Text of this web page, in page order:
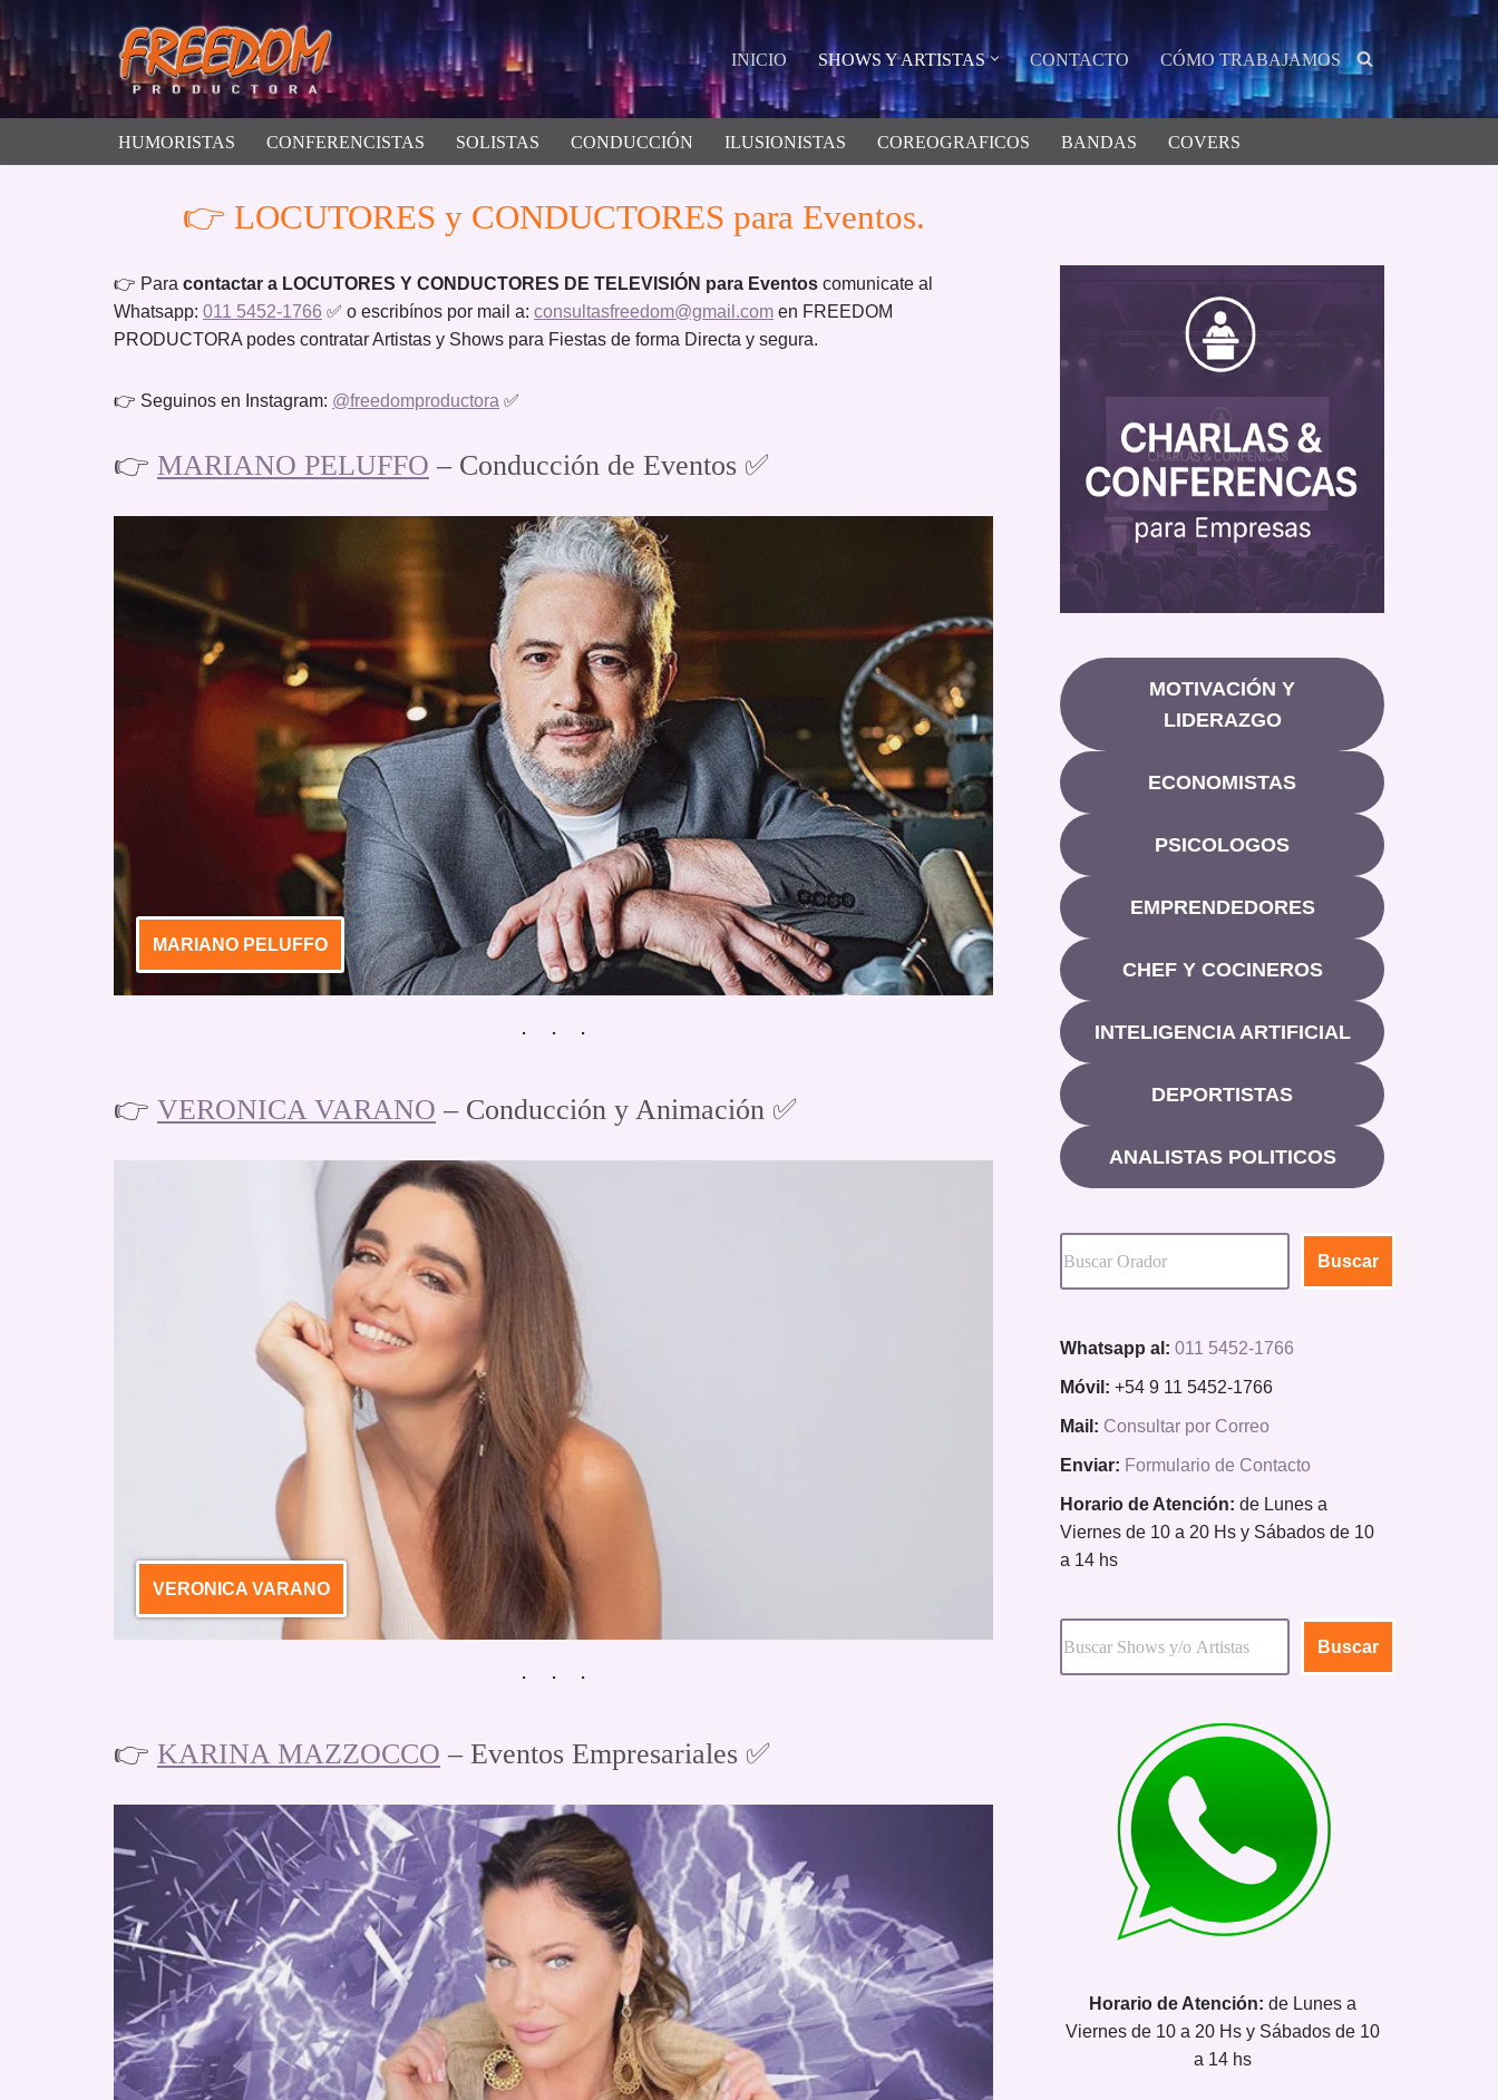
Saltar
contenido
INICIO SHOWS Y ARTISTAS CONTACTO CÓMO TRABAJAMOS
HUMORISTAS CONFERENCISTAS SOLISTAS CONDUCCIÓN ILUSIONISTAS COREOGRAFICOS BANDAS COVERS
👉 LOCUTORES y CONDUCTORES para Eventos.
👉 Para contactar a LOCUTORES Y CONDUCTORES DE TELEVISIÓN para Eventos comunicate al
Whatsapp: 011 5452-1766 ✅ o escribínos por mail a: consultasfreedom@gmail.com en FREEDOM
PRODUCTORA podes contratar Artistas y Shows para Fiestas de forma Directa y segura.
👉 Seguinos en Instagram: @freedomproductora ✅
👉 MARIANO PELUFFO – Conducción de Eventos ✅
MARIANO PELUFFO
👉 VERONICA VARANO – Conducción y Animación ✅
VERONICA VARANO
👉 KARINA MAZZOCCO – Eventos Empresariales ✅
MOTIVACIÓN Y
LIDERAZGO
ECONOMISTAS
PSICOLOGOS
EMPRENDEDORES
CHEF Y COCINEROS
INTELIGENCIA ARTIFICIAL
DEPORTISTAS
ANALISTAS POLITICOS
Buscar
Whatsapp al: 011 5452-1766
Móvil: +54 9 11 5452-1766
Mail: Consultar por Correo
Enviar: Formulario de Contacto
Horario de Atención: de Lunes a
Viernes de 10 a 20 Hs y Sábados de 10
a 14 hs
Buscar
Horario de Atención: de Lunes a
Viernes de 10 a 20 Hs y Sábados de 10
a 14 hs